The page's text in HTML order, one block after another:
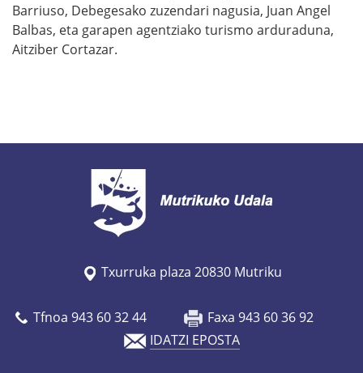
Barriuso, Debegesako zuzendari nagusia, Juan Angel
Balbas, eta garapen agentziako turismo arduraduna,
Aitziber Cortazar.
Txurruka plaza 20830 Mutriku
Tfnoa 943 60 32 44
Faxa 943 60 36 92
IDATZI EPOSTA